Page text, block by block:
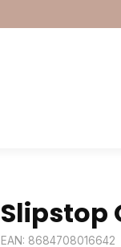
Slipstop
EAN: 8684708016642